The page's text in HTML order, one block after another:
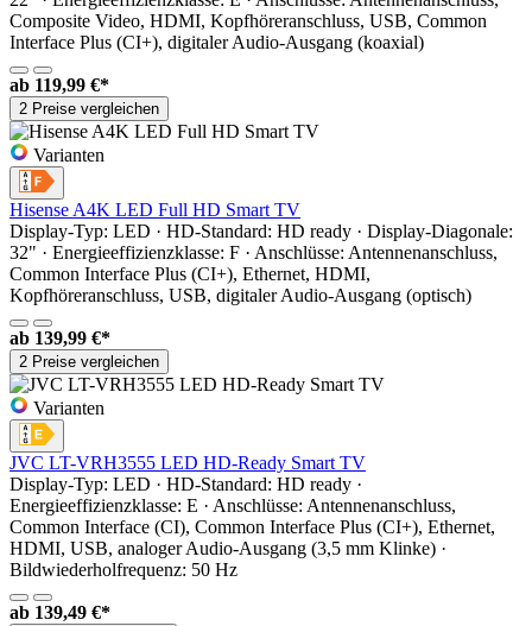
Composite Video, HDMI, Kopfhöreranschluss, USB, Common
Interface Plus (CI+), digitaler Audio-Ausgang (koaxial)
ab 119,99 €*
2 Preise vergleichen
Varianten
Hisense A4K LED Full HD Smart TV
Display-Typ: LED · HD-Standard: HD ready · Display-Diagonale:
32" · Energieeffizienzklasse: F · Anschlüsse: Antennenanschluss,
Common Interface Plus (CI+), Ethernet, HDMI,
Kopfhöreranschluss, USB, digitaler Audio-Ausgang (optisch)
ab 139,99 €*
2 Preise vergleichen
Varianten
JVC LT-VRH3555 LED HD-Ready Smart TV
Display-Typ: LED · HD-Standard: HD ready ·
Energieeffizienzklasse: E · Anschlüsse: Antennenanschluss,
Common Interface (CI), Common Interface Plus (CI+), Ethernet,
HDMI, USB, analoger Audio-Ausgang (3,5 mm Klinke) ·
Bildwiederholfrequenz: 50 Hz
ab 139,49 €*